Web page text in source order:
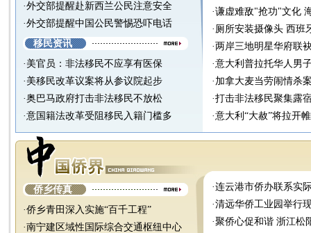
·外交部提醒赴新西兰公民注意安全
·外交部提醒中国公民警惕恐吓电话
移民资讯
· 美官员：非法移民不应享有医保
· 美移民改革议案将从参议院起步
·奥巴马政府打击非法移民不放松
·意国籍法改革受阻移民入籍门槛多
·谦虚难敌"抢功"文化
· 厕所安装摄像头 西班
· 两岸三地明星华府联
·意大利普拉托华人男
· 加拿大麦当劳闹情杀
·打击非法移民聚集露
·意大利“大赦”将拉开
侨乡传真
·侨乡青田深入实施“百千工程”
·南宁建区域性国际综合交通枢纽中心
·连云港市侨办联系实
·清远华侨工业园举行
·聚侨心促和谐 浙江松